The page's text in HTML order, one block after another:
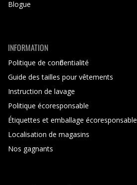
Blogue
INFORMATION
Politique de confidentialité
Guide des tailles pour vêtements
Instruction de lavage
Politique écoresponsable
Étiquettes et emballage écoresponsable
Localisation de magasins
Nos gagnants